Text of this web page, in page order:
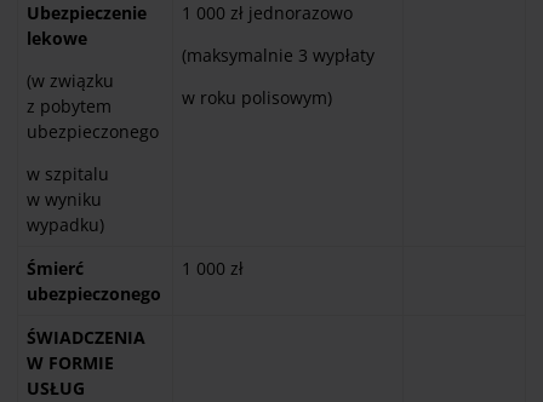
Ubezpieczenie
lekowe
(w związku
z pobytem
ubezpieczonego
w szpitalu
w wyniku
wypadku)
1 000 zł jednorazowo
(maksymalnie 3 wypłaty
w roku polisowym)
Śmierć
ubezpieczonego
1 000 zł
ŚWIADCZENIA
W FORMIE
USŁUG